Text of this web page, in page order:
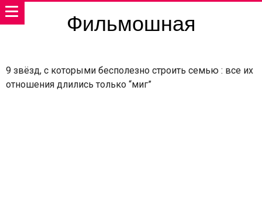
Фильмошная
9 звёзд, с которыми бесполезно строить семью : все их
отношения длились только “миг”